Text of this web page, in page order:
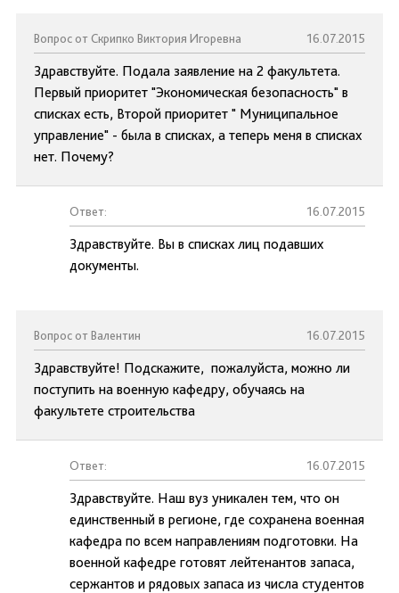
Вопрос от Скрипко Виктория Игоревна 16.07.2015
Здравствуйте. Подала заявление на 2 факультета.
Первый приоритет "Экономическая безопасность" в
списках есть, Второй приоритет " Муниципальное
управление" - была в списках, а теперь меня в списках
нет. Почему?
Ответ: 16.07.2015
Здравствуйте. Вы в списках лиц подавших
документы.
Вопрос от Валентин 16.07.2015
Здравствуйте! Подскажите, пожалуйста, можно ли
поступить на военную кафедру, обучаясь на
факультете строительства
Ответ: 16.07.2015
Здравствуйте. Наш вуз уникален тем, что он
единственный в регионе, где сохранена военная
кафедра по всем направлениям подготовки. На
военной кафедре готовят лейтенантов запаса,
сержантов и рядовых запаса из числа студентов